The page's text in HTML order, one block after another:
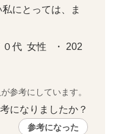
にとっては、ま
０代  女性   ・ 202
参考にしています。
になりましたか？
参考になった